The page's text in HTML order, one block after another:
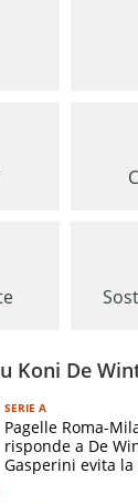
Koni De
SERIE A
Pagelle Roma-
risponde a De
Gasperini evita